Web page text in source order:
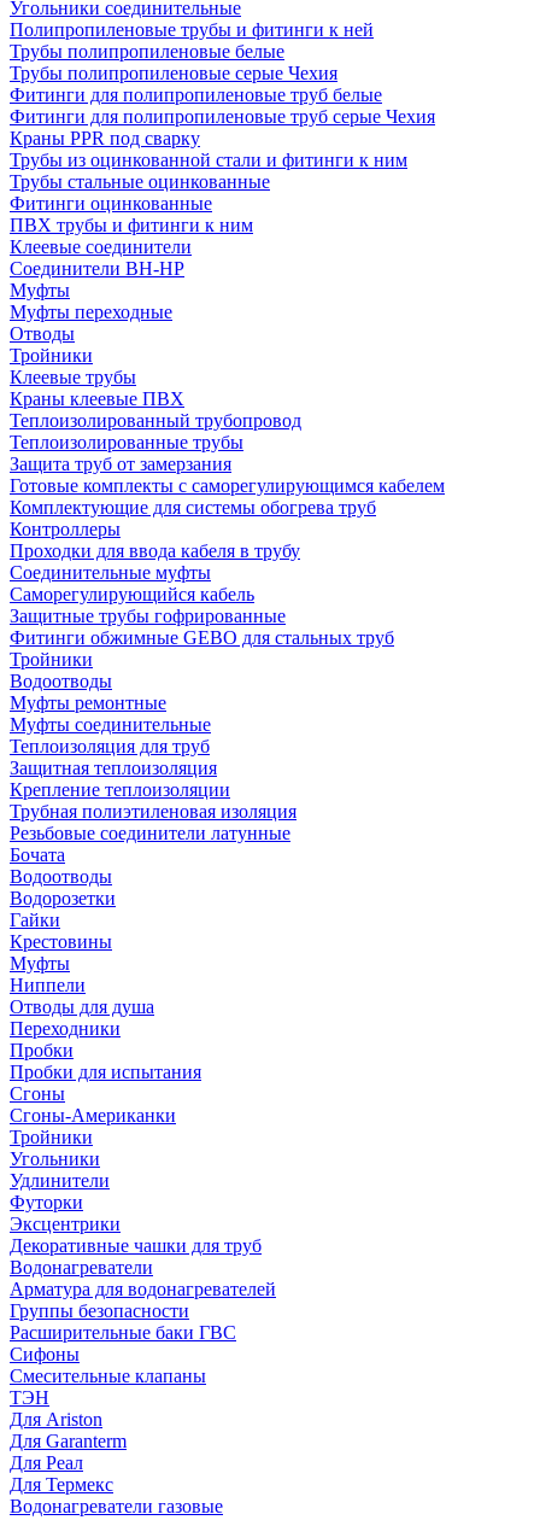
Угольники соединительные
Полипропиленовые трубы и фитинги к ней
Трубы полипропиленовые белые
Трубы полипропиленовые серые Чехия
Фитинги для полипропиленовые труб белые
Фитинги для полипропиленовые труб серые Чехия
Краны PPR под сварку
Трубы из оцинкованной стали и фитинги к ним
Трубы стальные оцинкованные
Фитинги оцинкованные
ПВХ трубы и фитинги к ним
Клеевые соединители
Соединители ВН-НР
Муфты
Муфты переходные
Отводы
Тройники
Клеевые трубы
Краны клеевые ПВХ
Теплоизолированный трубопровод
Теплоизолированные трубы
Защита труб от замерзания
Готовые комплекты с саморегулирующимся кабелем
Комплектующие для системы обогрева труб
Контроллеры
Проходки для ввода кабеля в трубу
Соединительные муфты
Саморегулирующийся кабель
Защитные трубы гофрированные
Фитинги обжимные GEBO для стальных труб
Тройники
Водоотводы
Муфты ремонтные
Муфты соединительные
Теплоизоляция для труб
Защитная теплоизоляция
Крепление теплоизоляции
Трубная полиэтиленовая изоляция
Резьбовые соединители латунные
Бочата
Водоотводы
Водорозетки
Гайки
Крестовины
Муфты
Ниппели
Отводы для душа
Переходники
Пробки
Пробки для испытания
Сгоны
Сгоны-Американки
Тройники
Угольники
Удлинители
Футорки
Эксцентрики
Декоративные чашки для труб
Водонагреватели
Арматура для водонагревателей
Группы безопасности
Расширительные баки ГВС
Сифоны
Смесительные клапаны
ТЭН
Для Ariston
Для Garanterm
Для Реал
Для Термекс
Водонагреватели газовые